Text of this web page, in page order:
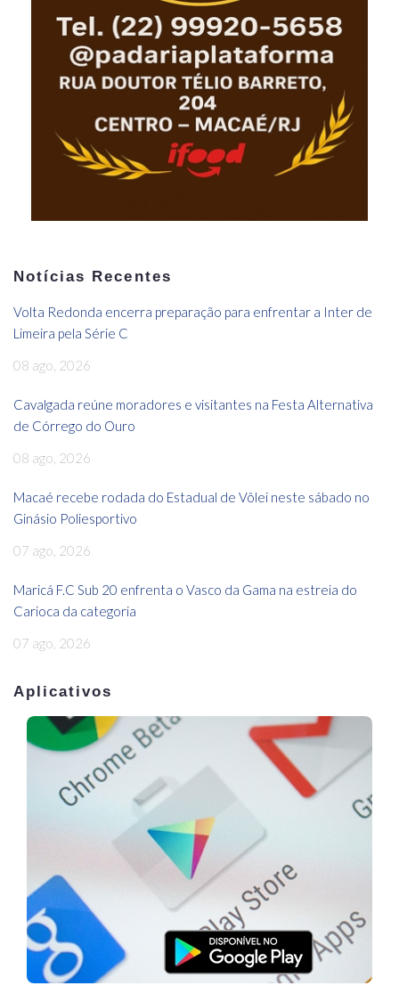
Notícias Recentes
Volta Redonda encerra preparação para enfrentar a Inter de
Limeira pela Série C
08 ago, 2026
Cavalgada reúne moradores e visitantes na Festa Alternativa
de Córrego do Ouro
08 ago, 2026
Macaé recebe rodada do Estadual de Vôlei neste sábado no
Ginásio Poliesportivo
07 ago, 2026
Maricá F.C Sub 20 enfrenta o Vasco da Gama na estreia do
Carioca da categoria
07 ago, 2026
Aplicativos